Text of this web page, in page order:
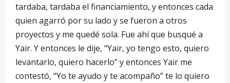
tardaba, tardaba el financiamiento, y entonces cada
quien agarró por su lado y se fueron a otros
proyectos y me quedé sola. Fue ahí que busqué a
Yair. Y entonces le dije, “Yair, yo tengo esto, quiero
levantarlo, quiero hacerlo” y entonces Yair me
contestó, “Yo te ayudo y te acompaño” te lo quiero